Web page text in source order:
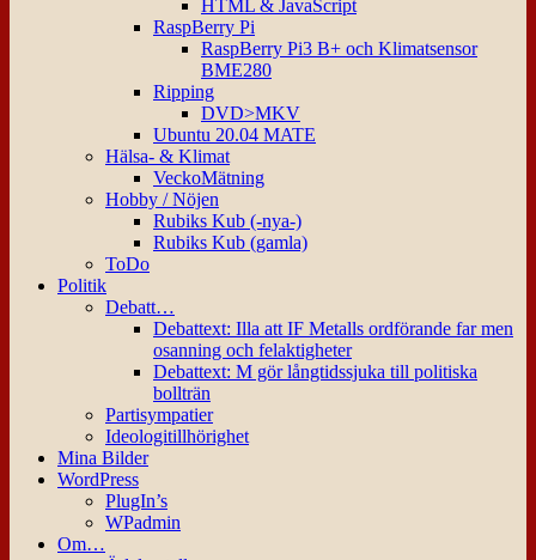
HTML & JavaScript
RaspBerry Pi
RaspBerry Pi3 B+ och Klimatsensor
BME280
Ripping
DVD>MKV
Ubuntu 20.04 MATE
Hälsa- & Klimat
VeckoMätning
Hobby / Nöjen
Rubiks Kub (-nya-)
Rubiks Kub (gamla)
ToDo
Politik
Debatt…
Debattext: Illa att IF Metalls ordförande far men
osanning och felaktigheter
Debattext: M gör långtidssjuka till politiska
bollträn
Partisympatier
Ideologitillhörighet
Mina Bilder
WordPress
PlugIn’s
WPadmin
Om…